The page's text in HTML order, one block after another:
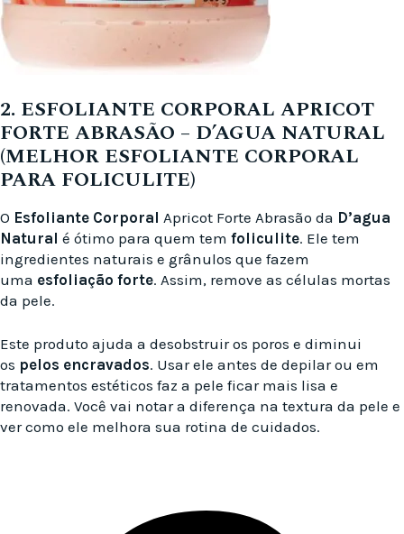
2. ESFOLIANTE CORPORAL APRICOT
FORTE ABRASÃO – D’AGUA NATURAL
(MELHOR ESFOLIANTE CORPORAL
PARA FOLICULITE)
O Esfoliante Corporal Apricot Forte Abrasão da D’agua
Natural é ótimo para quem tem foliculite. Ele tem
ingredientes naturais e grânulos que fazem
uma esfoliação forte. Assim, remove as células mortas
da pele.
Este produto ajuda a desobstruir os poros e diminui
os pelos encravados. Usar ele antes de depilar ou em
tratamentos estéticos faz a pele ficar mais lisa e
renovada. Você vai notar a diferença na textura da pele e
ver como ele melhora sua rotina de cuidados.